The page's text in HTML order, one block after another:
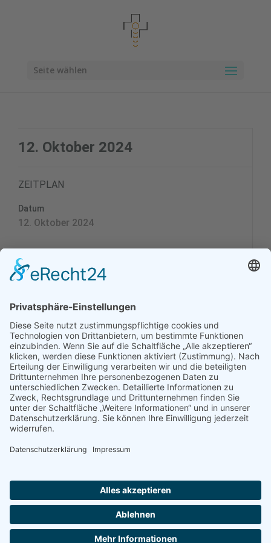
Seite wählen
12. Oktober 2024
ZEITPLAN
Datum
12. Oktober 2024
KAB-Konzert
KAB-Konzert
im Barbarasaal
Nähere Informationen werden rechtzeitig
bekanntgegeben.
Ort: